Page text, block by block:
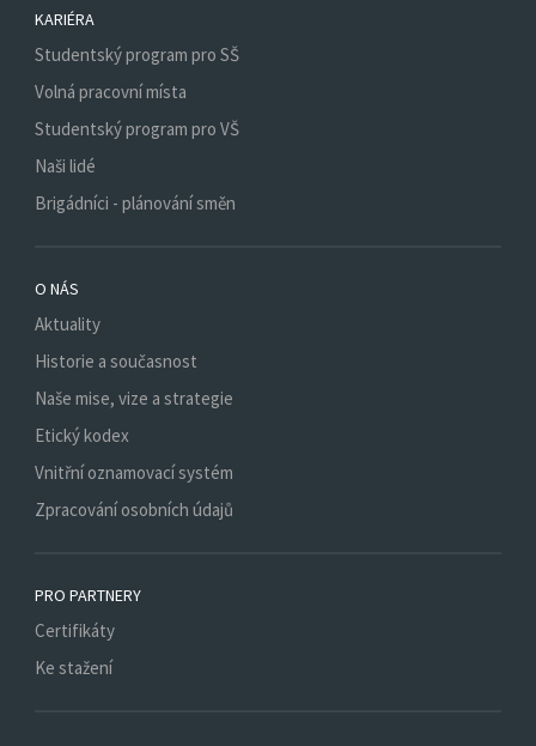
KARIÉRA
Studentský program pro SŠ
Volná pracovní místa
Studentský program pro VŠ
Naši lidé
Brigádníci - plánování směn
O NÁS
Aktuality
Historie a současnost
Naše mise, vize a strategie
Etický kodex
Vnitřní oznamovací systém
Zpracování osobních údajů
PRO PARTNERY
Certifikáty
Ke stažení